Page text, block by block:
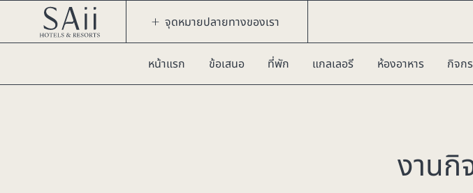
จุดหมายปลายทางของเรา
หน้าแรก ข้อเสนอ ที่พัก แกลเลอรี ห้องอาหาร กิจก
งานกิ